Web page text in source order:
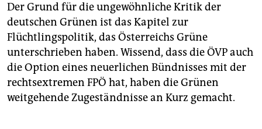
Der Grund für die ungewöhnliche Kritik der
deutschen Grünen ist das Kapitel zur
Flüchtlingspolitik, das Österreichs Grüne
unterschrieben haben. Wissend, dass die ÖVP auch
die Option eines neuerlichen Bündnisses mit der
rechtsextremen FPÖ hat, haben die Grünen
weitgehende Zugeständnisse an Kurz gemacht.